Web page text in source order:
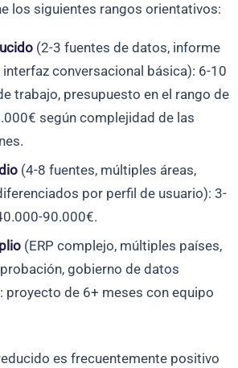
los siguientes rangos orientativos:
(2-3 fuentes de datos, informe
interfaz conversacional básica): 6-10
trabajo, presupuesto en el rango de
según complejidad de las
(4-8 fuentes, múltiples áreas,
por perfil de usuario): 3-
90.000€.
(ERP complejo, múltiples países,
gobierno de datos
proyecto de 6+ meses con equipo
es frecuentemente positivo